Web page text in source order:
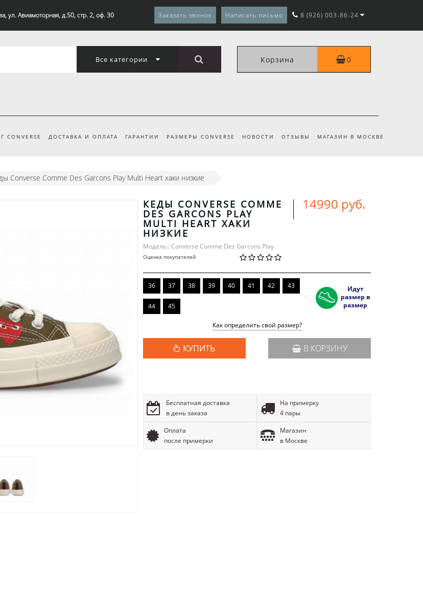
ул. Авиамоторная, д.50, стр. 2, оф. 30 Заказать звонок Написать письмо 8 (926) 003-86-24
Все категории Корзина 0
CONVERSE ДОСТАВКА И ОПЛАТА ГАРАНТИИ РАЗМЕРЫ CONVERSE НОВОСТИ ОТЗЫВЫ МАГАЗИН В МОСКВЕ
Converse Comme Des Garcons Play Multi Heart хаки низкие
КЕДЫ CONVERSE COMME
DES GARCONS PLAY
MULTI HEART ХАКИ
НИЗКИЕ
Модель:: Converse Comme Des Garcons Play
Оценка покупателей
14990 руб.
36 37 38 39 40 41 42 43
44 45
Идут
размер в
размер
Как определить свой размер?
КУПИТЬ В КОРЗИНУ
Бесплатная доставка
в день заказа
На примерку
4 пары
Оплата
после примерки
Магазин
в Москве